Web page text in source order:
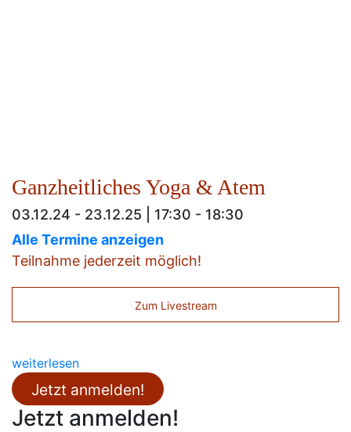
Ganzheitliches Yoga & Atem
03.12.24 - 23.12.25 | 17:30 - 18:30
Alle Termine anzeigen
Teilnahme jederzeit möglich!
Zum Livestream
weiterlesen
Jetzt anmelden!
Jetzt anmelden!